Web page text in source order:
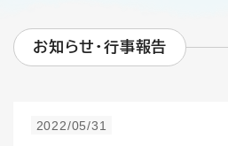
お知らせ・行事報告
2022/05/31